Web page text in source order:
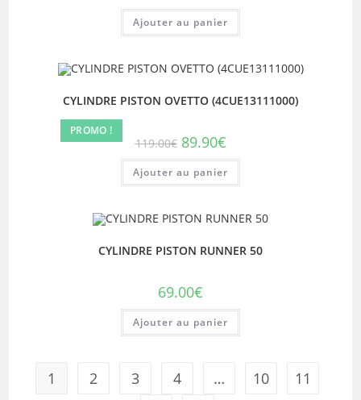
initial
était :
119.00€.
actuel
est :
79.90€.
Ajouter au panier
PROMO !
CYLINDRE PISTON OVETTO (4CUE13111000)
119.00€ Le
prix
initial
était :
119.00€.
89.90€Le
prix
actuel
est :
89.90€.
Ajouter au panier
CYLINDRE PISTON RUNNER 50
69.00€
Ajouter au panier
1 2 3 4 … 10
11